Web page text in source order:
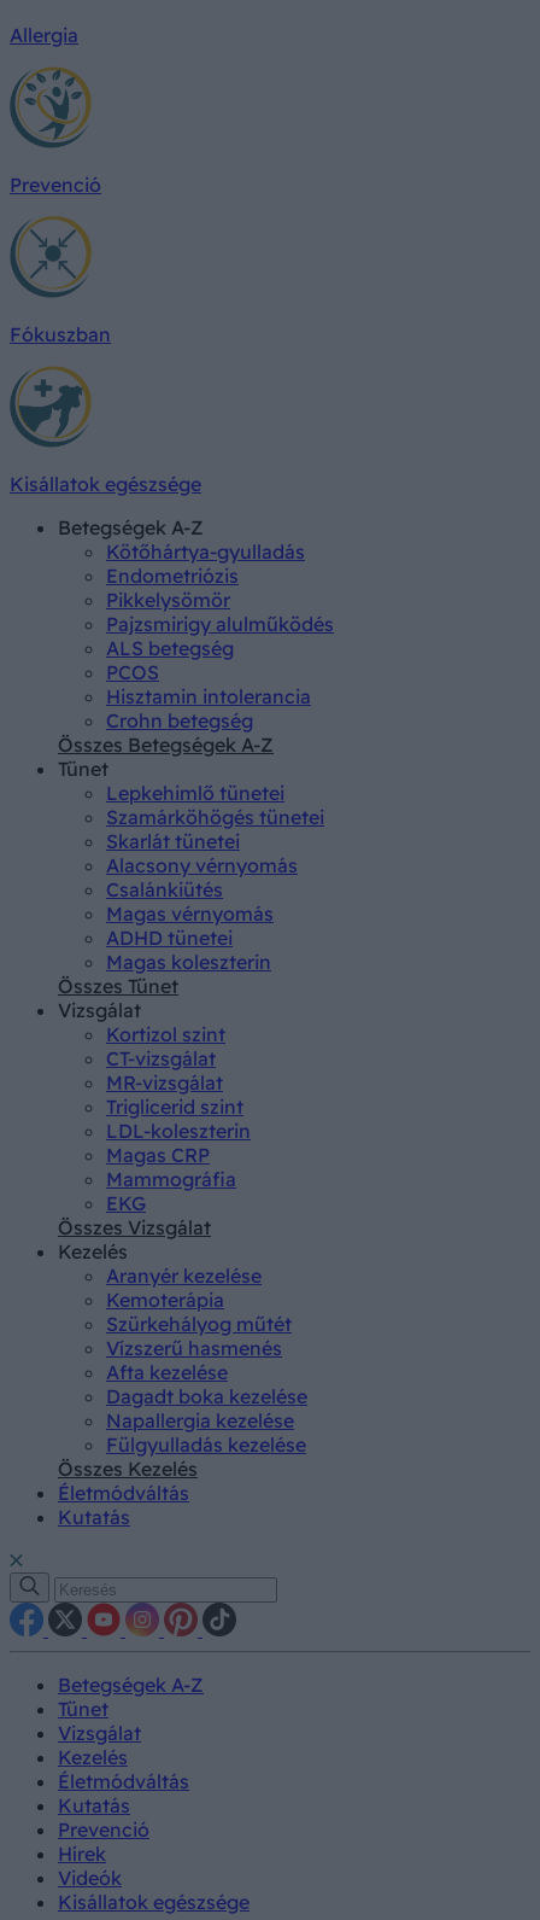
Allergia
Prevenció
Fókuszban
Kisállatok egészsége
Betegségek A-Z
Kötőhártya-gyulladás
Endometriózis
Pikkelysömör
Pajzsmirigy alulműködés
ALS betegség
PCOS
Hisztamin intolerancia
Crohn betegség
Összes Betegségek A-Z
Tünet
Lepkehimlő tünetei
Szamárköhögés tünetei
Skarlát tünetei
Alacsony vérnyomás
Csalánkiütés
Magas vérnyomás
ADHD tünetei
Magas koleszterin
Összes Tünet
Vizsgálat
Kortizol szint
CT-vizsgálat
MR-vizsgálat
Triglicerid szint
LDL-koleszterin
Magas CRP
Mammográfia
EKG
Összes Vizsgálat
Kezelés
Aranyér kezelése
Kemoterápia
Szürkehályog műtét
Vízszerű hasmenés
Afta kezelése
Dagadt boka kezelése
Napallergia kezelése
Fülgyulladás kezelése
Összes Kezelés
Életmódváltás
Kutatás
Betegségek A-Z
Tünet
Vizsgálat
Kezelés
Életmódváltás
Kutatás
Prevenció
Hírek
Videók
Kisállatok egészsége